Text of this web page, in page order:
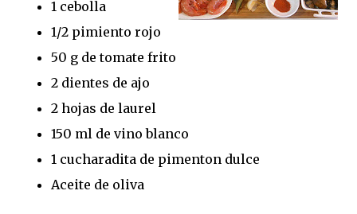
1 cebolla
1/2 pimiento rojo
50 g de tomate frito
2 dientes de ajo
2 hojas de laurel
150 ml de vino blanco
1 cucharadita de pimenton dulce
Aceite de oliva